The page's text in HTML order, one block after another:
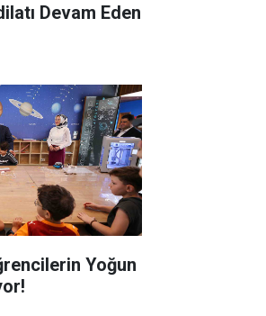
Devam Eden
Yoğun